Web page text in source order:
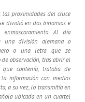
las proximidades del cruce
dividió en dos binomios e
Al día
una división alemana o
o una letra que se
observación, tras abrir el
contenía, trataba de
información con medios
a su vez, lo transmitía en
ubicada en un cuartel